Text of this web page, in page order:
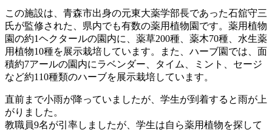
この施設は、青森市出身の元東大薬学部長であった石舘守三
氏が監修された、県内でも有数の薬用植物園です。薬用植物
園の約1ヘクタールの園内に、薬草200種、薬木70種、水生薬
用植物10種を展示栽培しています。また、ハーブ園では、面
積約7アールの園内にラベンダー、タイム、ミント、セージ
など約110種類のハーブを展示栽培しています。
直前まで小雨が降っていましたが、学生が到着すると雨が上
がりました。
教職員9名が引率しましたが、学生は自ら薬用植物を探して